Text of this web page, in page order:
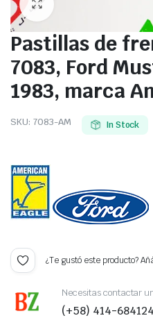
Pastillas de
7083, Ford
1983, marca
SKU: 7083-AM In Stock
¿Te gustó este producto?
Necesitas contactar
(+58) 414-